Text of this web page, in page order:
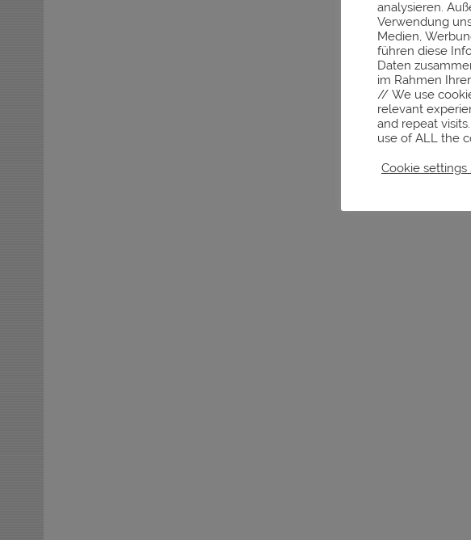
analysieren.
Verwendung
Medien,
führen diese
Daten
im Rahmen
// We use
relevant
and repeat
use of ALL the
Cookie